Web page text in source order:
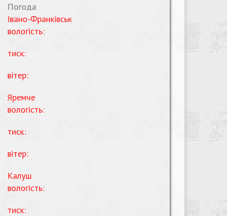
Погода
Івано-Франківськ
вологість:
тиск:
вітер:
Яремче
вологість:
тиск:
вітер:
Калуш
вологість:
тиск: